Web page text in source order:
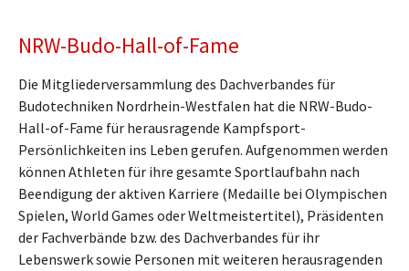
NRW-Budo-Hall-of-Fame
Die Mitgliederversammlung des Dachverbandes für
Budotechniken Nordrhein-Westfalen hat die NRW-Budo-
Hall-of-Fame für herausragende Kampfsport-
Persönlichkeiten ins Leben gerufen. Aufgenommen werden
können Athleten für ihre gesamte Sportlaufbahn nach
Beendigung der aktiven Karriere (Medaille bei Olympischen
Spielen, World Games oder Weltmeistertitel), Präsidenten
der Fachverbände bzw. des Dachverbandes für ihr
Lebenswerk sowie Personen mit weiteren herausragenden